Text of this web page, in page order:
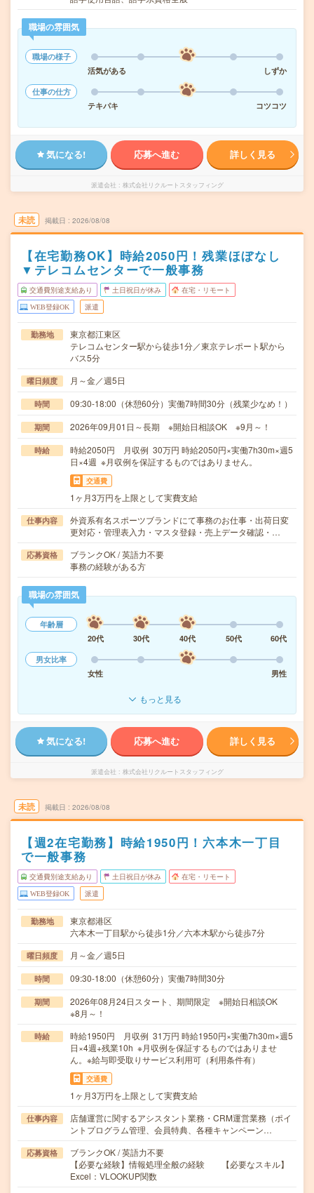
職場の雰囲気
職場の様子
活気がある
しずか
仕事の仕方
テキパキ
コツコツ
気になる! 応募へ進む 詳しく見る
派遣会社 株式会社リクルートスタッフィング
未読 掲載日 2026/08/08
【在宅勤務OK】時給2050円！残業ほぼなし
▼テレコムセンターで一般事務
交通費別途支給あり 土日祝日が休み 在宅・リモート
WEB登録OK 派遣
勤務地
東京都江東区
テレコムセンター駅から徒歩1分／東京テレポート駅から
バス5分
曜日頻度 月～金／週5日
時間 09:30-18:00（休憩60分）実働7時間30分（残業少なめ！）
期間 2026年09月01日～長期 ※開始日相談OK ※9月～！
時給
時給2050円 月収例 30万円 時給2050円×実働7h30m×週5
日×4週 ※月収例を保証するものではありません。
交通費
1ヶ月3万円を上限として実費支給
仕事内容
外資系有名スポーツブランドにて事務のお仕事・出荷日変
更対応・管理表入力・マスタ登録・売上データ確認・…
応募資格
ブランクOK / 英語力不要
事務の経験がある方
職場の雰囲気
年齢層
20代
30代 40代 50代
60代
男女比率
女性
男性
もっと見る
気になる! 応募へ進む 詳しく見る
派遣会社 株式会社リクルートスタッフィング
未読 掲載日 2026/08/08
【週2在宅勤務】時給1950円！六本木一丁目
で一般事務
交通費別途支給あり 土日祝日が休み 在宅・リモート
WEB登録OK 派遣
勤務地
東京都港区
六本木一丁目駅から徒歩1分／六本木駅から徒歩7分
曜日頻度 月～金／週5日
時間 09:30-18:00（休憩60分）実働7時間30分
期間
2026年08月24日スタート、期間限定 ※開始日相談OK
※8月～！
時給
時給1950円 月収例 31万円 時給1950円×実働7h30m×週5
日×4週+残業10h ※月収例を保証するものではありませ
ん。※給与即受取りサービス利用可（利用条件有）
交通費
1ヶ月3万円を上限として実費支給
仕事内容
店舗運営に関するアシスタント業務・CRM運営業務（ポイ
ントプログラム管理、会員特典、各種キャンペーン…
応募資格
ブランクOK / 英語力不要
【必要な経験】情報処理全般の経験 【必要なスキル】
Excel：VLOOKUP関数